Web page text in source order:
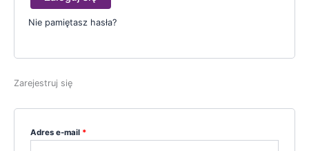
Nie pamiętasz hasła?
Zarejestruj się
Adres e-mail *